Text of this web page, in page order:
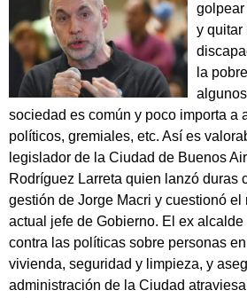
golpear
y quitar
la
sociedad es común y poco importa a
políticos, gremiales, etc. Así es
legislador de la Ciudad de Buenos
Rodríguez Larreta quien lanzó duras
gestión de Jorge Macri y cuestionó el
actual jefe de Gobierno. El ex
contra las políticas sobre personas
vivienda, seguridad y limpieza, y
administración de la Ciudad